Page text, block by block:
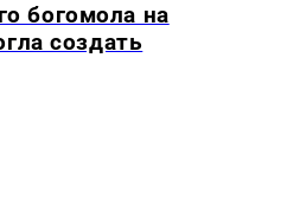
богомола на
создать